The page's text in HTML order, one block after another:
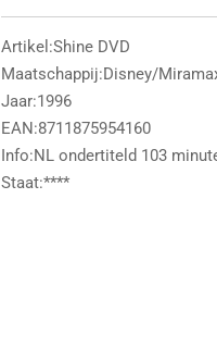
Artikel:Shine DVD
Maatschappij:Disney/
Jaar:1996
EAN:8711875954160
Info:NL ondertiteld 103
Staat:****